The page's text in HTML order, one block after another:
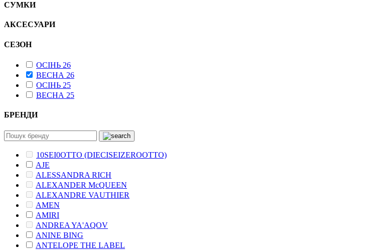
СУМКИ
АКСЕСУАРИ
СЕЗОН
ОСІНЬ 26
ВЕСНА 26
ОСІНЬ 25
ВЕСНА 25
БРЕНДИ
10SEI0OTTO (DIECISEIZEROOTTO)
AJE
ALESSANDRA RICH
ALEXANDER McQUEEN
ALEXANDRE VAUTHIER
AMEN
AMIRI
ANDREA YA'AQOV
ANINE BING
ANTELOPE THE LABEL